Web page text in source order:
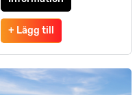
+ Lägg till